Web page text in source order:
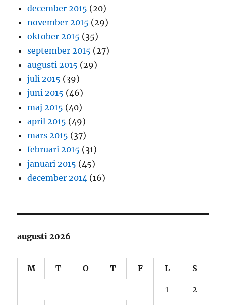
december 2015 (20)
november 2015 (29)
oktober 2015 (35)
september 2015 (27)
augusti 2015 (29)
juli 2015 (39)
juni 2015 (46)
maj 2015 (40)
april 2015 (49)
mars 2015 (37)
februari 2015 (31)
januari 2015 (45)
december 2014 (16)
augusti 2026
M T O T F L S
1 2